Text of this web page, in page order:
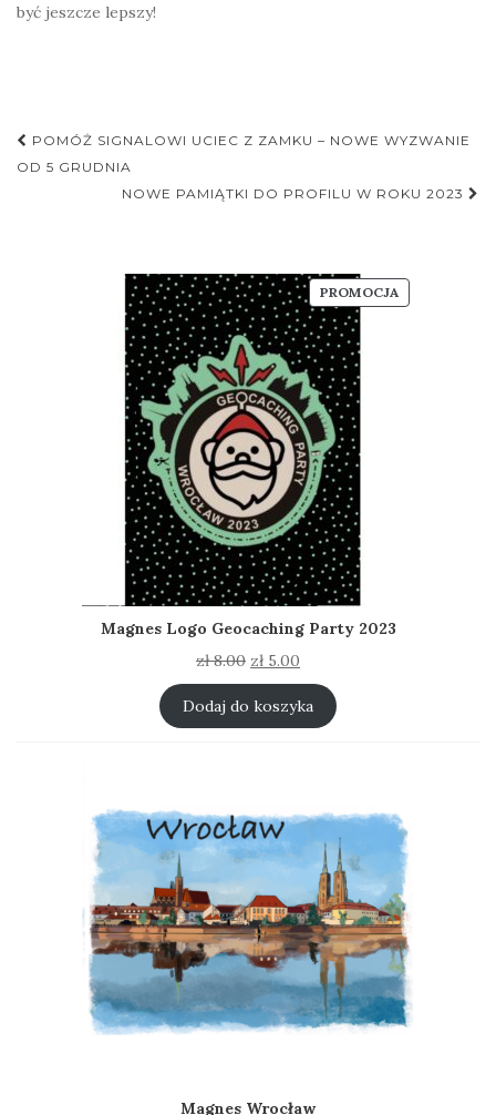
być jeszcze lepszy!
Nawigacja
postu
POMÓŻ SIGNALOWI UCIEC Z ZAMKU – NOWE WYZWANIE
OD 5 GRUDNIA
NOWE PAMIĄTKI DO PROFILU W ROKU 2023
PROMOCJAPRODUKT
W
Magnes Logo Geocaching Party 2023
zł8.00 Pierwotna
cena
wynosiła:
zł 8.00.
zł5.00
cena
wynosi:
zł 5.00.
Dodaj do koszyka
Magnes Wrocław